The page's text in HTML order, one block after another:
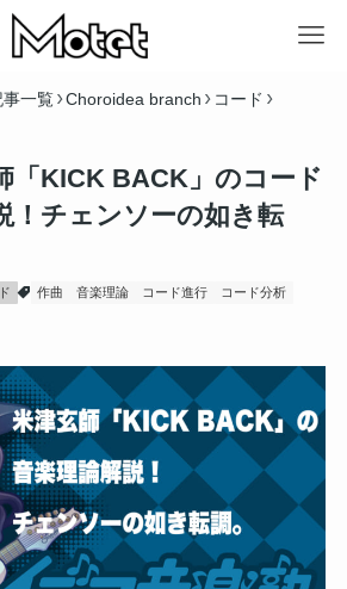
事一覧 Choroidea branch コード
「KICK BACK」のコード
！チェンソーの如き転
作曲 音楽理論 コード進行 コード分析